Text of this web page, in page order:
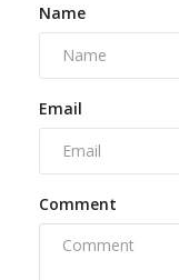
Name
Email
Comment